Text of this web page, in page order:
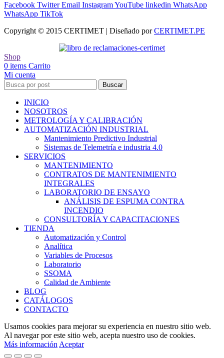
Facebook Twitter Email InstagramYouTube linkedin WhatsApp
WhatsApp TikTok
Copyright © 2015 CERTIMET | Diseñado porCERTIMET.PE
Shop
0 items Carrito
Mi cuenta
Buscar
INICIO
NOSOTROS
METROLOGÍA Y CALIBRACIÓN
AUTOMATIZACIÓN INDUSTRIAL
Mantenimiento Predictivo Industrial
Sistemas de Telemetría e industria 4.0
SERVICIOS
MANTENIMIENTO
CONTRATOS DE MANTENIMIENTO
INTEGRALES
LABORATORIO DE ENSAYO
ANÁLISIS DE ESPUMA CONTRA
INCENDIO
CONSULTORÍA Y CAPACITACIONES
TIENDA
Automatización y Control
Analítica
Variables de Procesos
Laboratorio
SSOMA
Calidad de Ambiente
BLOG
CATÁLOGOS
CONTACTO
Usamos cookies para mejorar su experiencia en nuestro sitio web.
Al navegar por este sitio web, acepta nuestro uso de cookies.
Más información Aceptar